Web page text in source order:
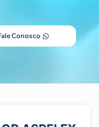
Conosco